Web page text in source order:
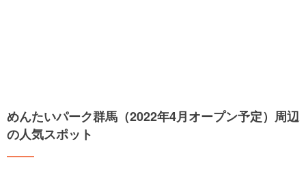
めんたいパーク群馬（2022年4月オープン予定）周辺
の人気スポット